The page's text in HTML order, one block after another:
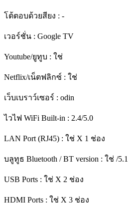
โต้ตอบด้วยสียง : -
เวอร์ชั่น : Google TV
Youtube/ยูทูบ : ใช่
Netflix/เน็ตฟลิกซ์ : ใช่
เว็บเบราว์เซอร์ : odin
ไวไฟ WiFi Built-in : 2.4/5.0
LAN Port (RJ45) : ใช่ X 1 ช่อง
บลูทูธ Bluetooth / BT version : ใช่ /5.1
USB Ports : ใช่ X 2 ช่อง
HDMI Ports : ใช่ X 3 ช่อง